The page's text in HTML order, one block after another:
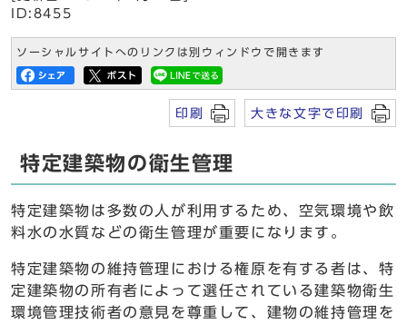
ID:8455
ソーシャルサイトへのリンクは別ウィンドウで開きます
印刷 大きな文字で印刷
特定建築物の衛生管理
特定建築物は多数の人が利用するため、空気環境や飲
料水の水質などの衛生管理が重要になります。
特定建築物の維持管理における権原を有する者は、特
定建築物の所有者によって選任されている建築物衛生
環境管理技術者の意見を尊重して、建物の維持管理を